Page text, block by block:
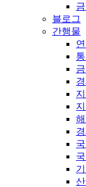
블로그
간행물